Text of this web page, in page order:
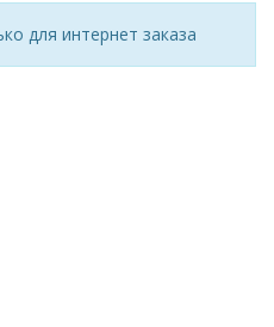
для интернет заказа